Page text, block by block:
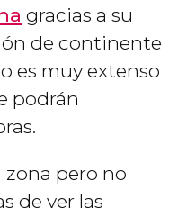
gracias a su
de continente
es muy extenso
podrán
zona pero no
de ver las